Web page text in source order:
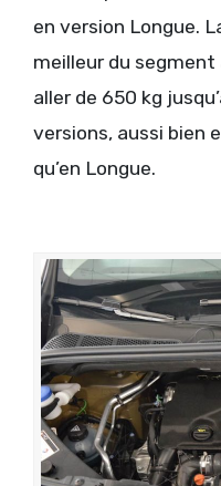
en version Longue.
meilleur du
aller de 650 kg
versions, aussi bien
qu’en Longue.